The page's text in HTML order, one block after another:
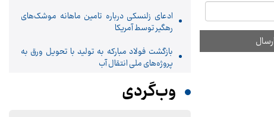
ادعای زلنسکی درباره تامین ماهانه موشک‌های
رهگیر توسط آمریکا
بازگشت فولاد مبارکه به تولید با تحویل ورق به
پروژه‌های ملی انتقال آب
وب‌گردی